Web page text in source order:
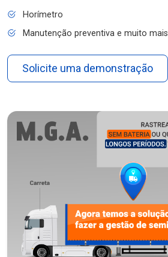
Horímetro
Manutenção preventiva e muito mais
Solicite uma demonstração